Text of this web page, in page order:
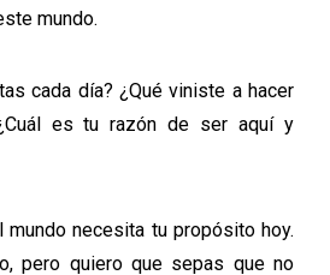
mundo.
cada día? ¿Qué viniste a hacer
es tu razón de ser aquí y
necesita tu propósito hoy.
pero quiero que sepas que no